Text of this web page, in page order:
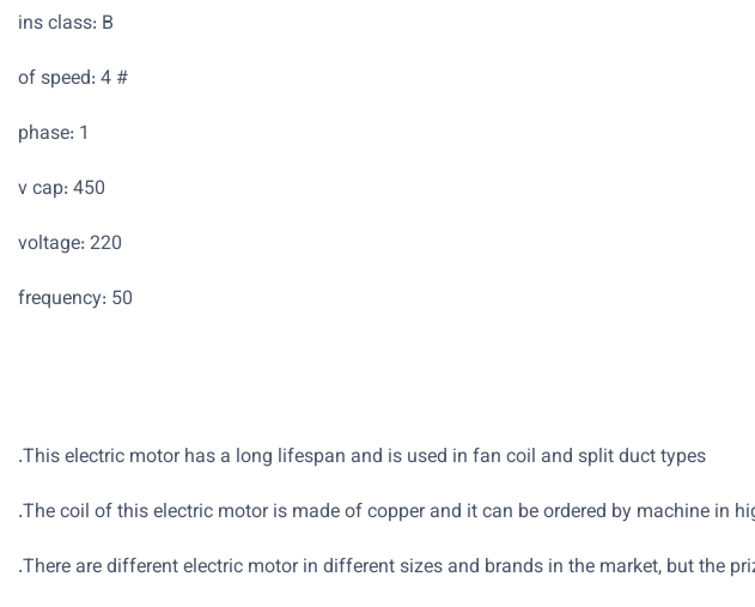
ins class: B
# of speed: 4
phase: 1
v cap: 450
voltage: 220
frequency: 50
This electric motor has a long lifespan and is used in fan coil and split duct types.
The coil of this electric motor is made of copper and it can be ordered by machine in
There are different electric motor in different sizes and brands in the market, but the